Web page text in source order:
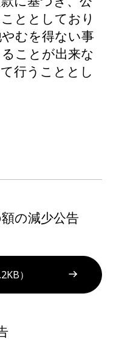
ととしており
むを得ない事
ことが出来な
行うこととし
の減少公告
）